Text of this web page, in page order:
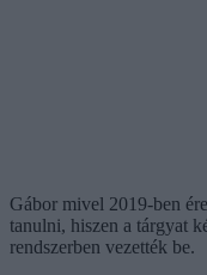
Gábor mivel 2019-ben
tanulni, hiszen a tárgyat
rendszerben vezették be.